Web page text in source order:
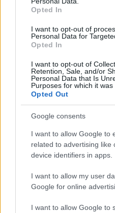
Opted In
I want to opt-out of
Personal Data for
Opted In
I want to opt-out of
Retention, Sale, and/or
Personal Data that Is
Purposes for which it was
Opted Out
Google consents
I want to allow Google to
related to advertising like
device identifiers in apps.
I want to allow my user
Google for online
I want to allow Google to